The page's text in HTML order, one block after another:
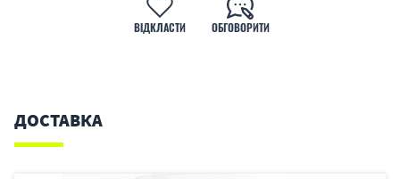
ВІДКЛАСТИ ОБГОВОРИТИ
ДОСТАВКА